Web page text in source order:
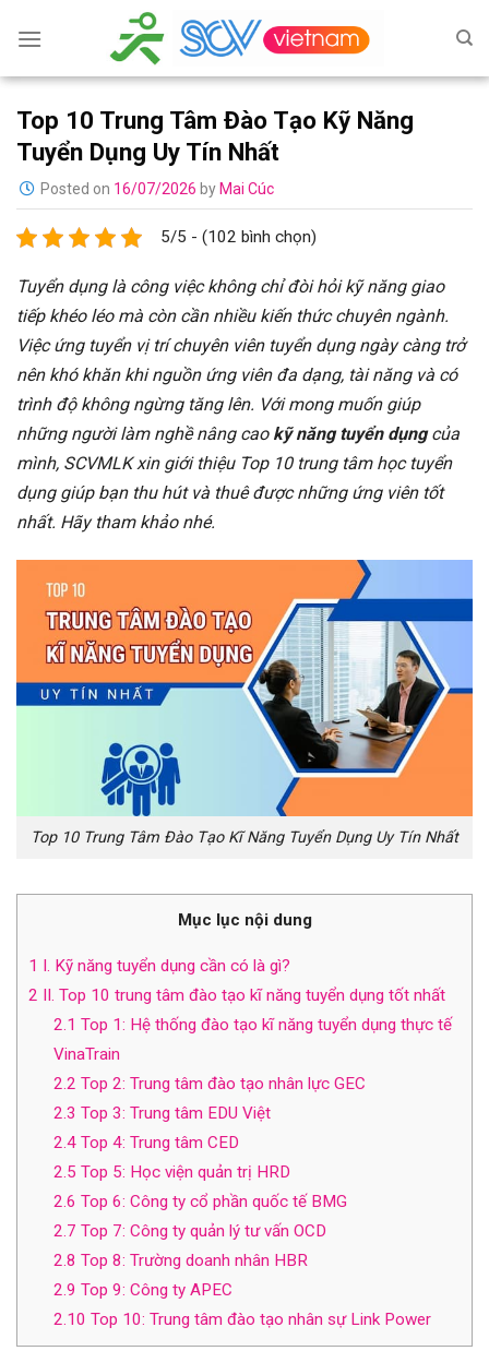
content
Top 10 Trung Tâm Đào Tạo Kỹ Năng
Tuyển Dụng Uy Tín Nhất
Posted on 16/07/2026 by Mai Cúc
5/5 - (102 bình chọn)
Tuyển dụng là công việc không chỉ đòi hỏi kỹ năng giao
tiếp khéo léo mà còn cần nhiều kiến ​​thức chuyên ngành.
Việc ứng tuyển vị trí chuyên viên tuyển dụng ngày càng trở
nên khó khăn khi nguồn ứng viên đa dạng, tài năng và có
trình độ không ngừng tăng lên. Với mong muốn giúp
những người làm nghề nâng cao kỹ năng tuyển dụngcủa
mình, SCVMLK xin giới thiệu Top 10 trung tâm học tuyển
dụng giúp bạn thu hút và thuê được những ứng viên tốt
nhất. Hãy tham khảo nhé.
Top 10 Trung Tâm Đào Tạo Kĩ Năng Tuyển Dụng Uy Tín Nhất
Mục lục nội dung
1 I. Kỹ năng tuyển dụng cần có là gì?
2 II. Top 10 trung tâm đào tạo kĩ năng tuyển dụng tốt nhất
2.1 Top 1: Hệ thống đào tạo kĩ năng tuyển dụng thực tế
VinaTrain
2.2 Top 2: Trung tâm đào tạo nhân lực GEC
2.3 Top 3: Trung tâm EDU Việt
2.4Top 4: Trung tâm CED
2.5 Top 5: Học viện quản trị HRD
2.6 Top 6: Công ty cổ phần quốc tế BMG
2.7 Top 7: Công ty quản lý tư vấn OCD
2.8 Top 8: Trường doanh nhân HBR
2.9 Top 9: Công ty APEC
2.10 Top 10: Trung tâm đào tạo nhân sự Link Power